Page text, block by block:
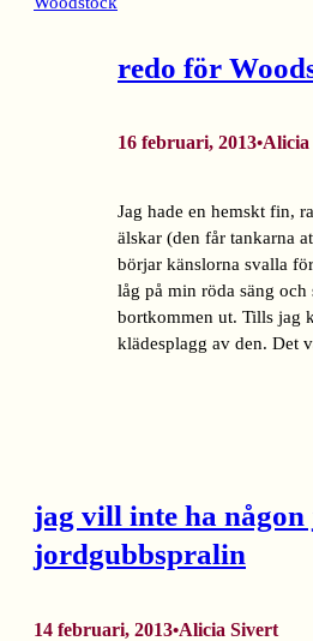
redo för
16 februari, 2013•Alicia
Jag hade en hemskt fin,
älskar (den får tankarna
börjar känslorna svalla
låg på min röda säng
bortkommen ut. Tills jag
klädesplagg av den. Det
jag vill inte ha någon
jordgubbspralin
14 februari, 2013•Alicia Sivert